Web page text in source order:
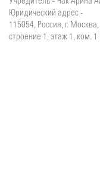
Юридический адрес -
115054, Россия, г.
строение 1, этаж 1, ком. 1